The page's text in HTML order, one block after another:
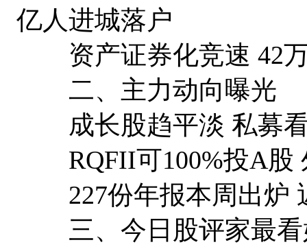
亿人进城落户
资产证券化竞速 42万
二、主力动向曝光
成长股趋平淡 私募看
RQFII可100%投A股
227份年报本周出炉
三、今日股评家最看